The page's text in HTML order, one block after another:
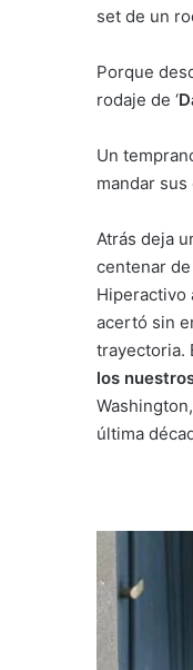
set de un
Porque
rodaje de ‘
Un
mandar
Atrás deja
centenar
Hiperactivo
acertó sin
trayectoria.
los
Washington,
última